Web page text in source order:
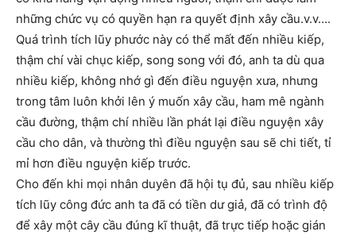
những chức vụ có quyền hạn ra quyết định xây cầu.v.v….
Quá trình tích lũy phước này có thể mất đến nhiều kiếp,
thậm chí vài chục kiếp, song song với đó, anh ta dù qua
nhiều kiếp, không nhớ gì đến điều nguyện xưa, nhưng
trong tâm luôn khởi lên ý muốn xây cầu, ham mê ngành
cầu đường, thậm chí nhiều lần phát lại điều nguyện xây
cầu cho dân, và thường thì điều nguyện sau sẽ chi tiết, tỉ
mỉ hơn điều nguyện kiếp trước.
Cho đến khi mọi nhân duyên đã hội tụ đủ, sau nhiều kiếp
tích lũy công đức anh ta đã có tiền dư giả, đã có trình độ
để xây một cây cầu đúng kĩ thuật, đã trực tiếp hoặc gián